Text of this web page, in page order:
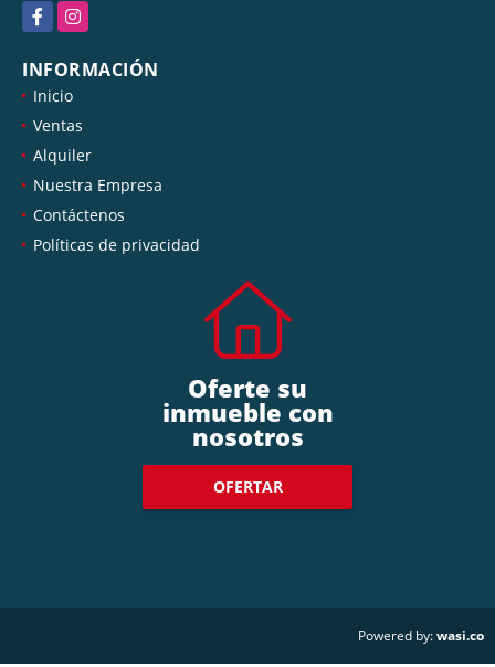
FacebookInstagram
INFORMACIÓN
Inicio
Ventas
Alquiler
Nuestra Empresa
Contáctenos
Políticas de privacidad
Oferte su
inmueble con
nosotros
OFERTAR
Powered by:wasi.co